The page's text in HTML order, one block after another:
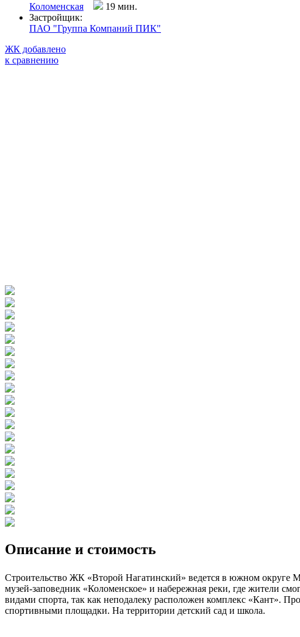
Коломенская
19 мин.
Застройщик:
ПАО "Группа Компаний ПИК"
ЖК добавлено
к сравнению
Описание и стоимость
Строительство ЖК «Второй Нагатинский» ведется в южном округе
музей-заповедник «Коломенское» и набережная реки, где жители
видами спорта, так как неподалеку расположен комплекс «Кант».
спортивными площадки. На территории детский сад и школа.